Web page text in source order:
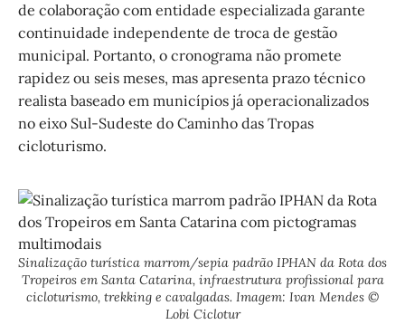
de colaboração com entidade especializada garante
continuidade independente de troca de gestão
municipal. Portanto, o cronograma não promete
rapidez ou seis meses, mas apresenta prazo técnico
realista baseado em municípios já operacionalizados
no eixo Sul-Sudeste do Caminho das Tropas
cicloturismo.
Sinalização turística marrom/sepia padrão IPHAN da Rota dos
Tropeiros em Santa Catarina, infraestrutura profissional para
cicloturismo, trekking e cavalgadas. Imagem: Ivan Mendes ©
Lobi Ciclotur